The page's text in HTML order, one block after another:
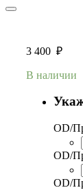
3 400 ₽
В наличии
OD/
OD/
OD/